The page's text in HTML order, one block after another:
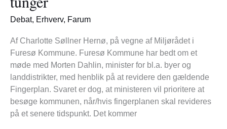
Debat, Erhverv, Farum
Af Charlotte Søllner Hernø, på vegne af Miljørådet i
Furesø Kommune. Furesø Kommune har bedt om et
møde med Morten Dahlin, minister for bl.a. byer og
landdistrikter, med henblik på at revidere den gældende
Fingerplan. Svaret er dog, at ministeren vil prioritere at
besøge kommunen, når/hvis fingerplanen skal revideres
på et senere tidspunkt. Det kommer
med
to